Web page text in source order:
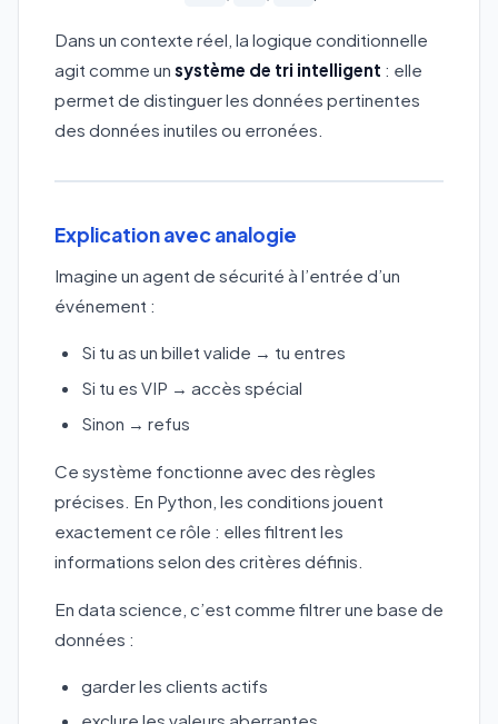
Dans un contexte réel, la logique conditionnelle
agit comme un système de tri intelligent : elle
permet de distinguer les données pertinentes
des données inutiles ou erronées.
Explication avec analogie
Imagine un agent de sécurité à l’entrée d’un
événement :
Si tu as un billet valide → tu entres
Si tu es VIP → accès spécial
Sinon → refus
Ce système fonctionne avec des règles
précises. En Python, les conditions jouent
exactement ce rôle : elles filtrent les
informations selon des critères définis.
En data science, c’est comme filtrer une base de
données :
garder les clients actifs